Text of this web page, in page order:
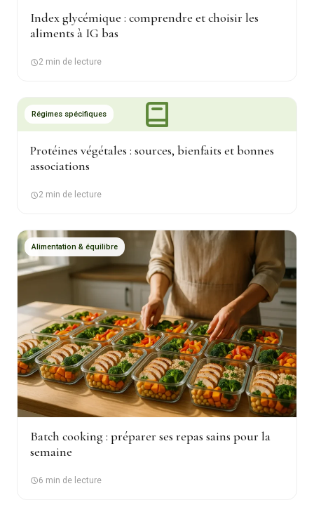
Index glycémique : comprendre et choisir les
aliments à IG bas
2 min de lecture
Régimes spécifiques
Protéines végétales : sources, bienfaits et bonnes
associations
2 min de lecture
Alimentation & équilibre
Batch cooking : préparer ses repas sains pour la
semaine
6 min de lecture